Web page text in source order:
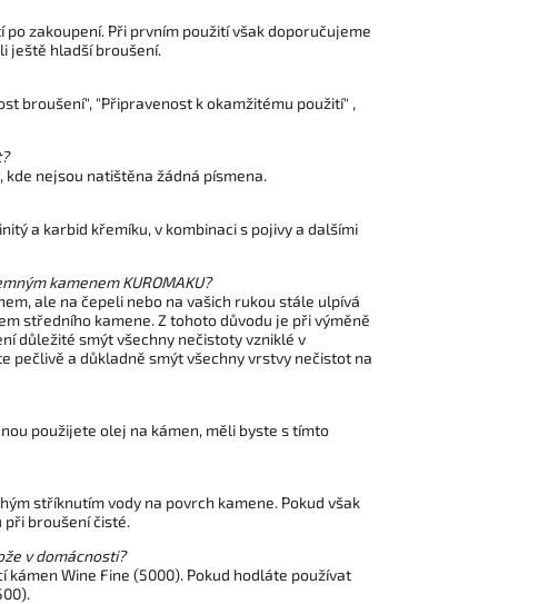
zakoupení. Při prvním použití však doporučujeme
ještě hladší broušení.
broušení", "Připravenost k okamžitému použití" ,
nejsou natištěna žádná písmena.
a karbid křemíku, v kombinaci s pojivy a dalšími
kamenem KUROMAKU?
ale na čepeli nebo na vašich rukou stále ulpívá
středního kamene. Z tohoto důvodu je při výměně
důležité smýt všechny nečistoty vzniklé v
pečlivě a důkladně smýt všechny vrstvy nečistot na
použijete olej na kámen, měli byste s tímto
stříknutím vody na povrch kamene. Pokud však
při broušení čisté.
v domácnosti?
Wine Fine (5000). Pokud hodláte používat